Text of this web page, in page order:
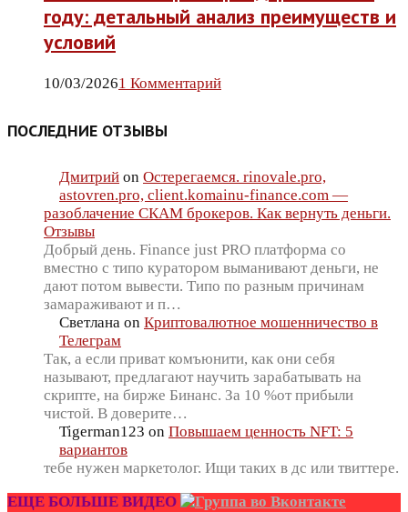
году: детальный анализ преимуществ и
условий
10/03/20261 Комментарий
ПОСЛЕДНИЕ ОТЗЫВЫ
Дмитрий on Остерегаемся. rinovale.pro,
astovren.pro, client.komainu-finance.com —
разоблачение СКАМ брокеров. Как вернуть деньги.
Отзывы
Добрый день. Finance just PRO платформа со
вместно с типо куратором выманивают деньги, не
дают потом вывести. Типо по разным причинам
замараживают и п…
Светлана on Криптовалютное мошенничество в
Телеграм
Так, а если приват комъюнити, как они себя
называют, предлагают научить зарабатывать на
скрипте, на бирже Бинанс. За 10 %от прибыли
чистой. В доверите…
Tigerman123 on Повышаем ценность NFT: 5
вариантов
тебе нужен маркетолог. Ищи таких в дс или твиттере.
ЕЩЕ БОЛЬШЕ ВИДЕО